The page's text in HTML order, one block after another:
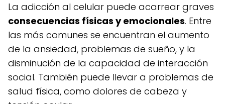
La adicción al celular puede acarrear graves
consecuencias físicas y emocionales. Entre
las más comunes se encuentran el aumento
de la ansiedad, problemas de sueño, y la
disminución de la capacidad de interacción
social. También puede llevar a problemas de
salud física, como dolores de cabeza y